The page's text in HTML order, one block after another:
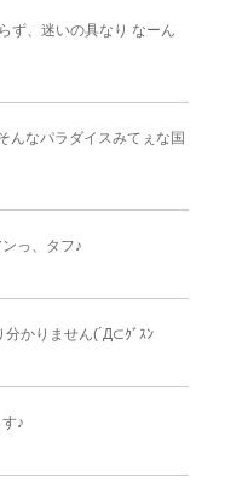
ず、迷いの具なり なーん
んなパラダイスみてぇな国
っ、タフ♪
分かりません(´Д⊂ｸﾞｽﾝ
♪